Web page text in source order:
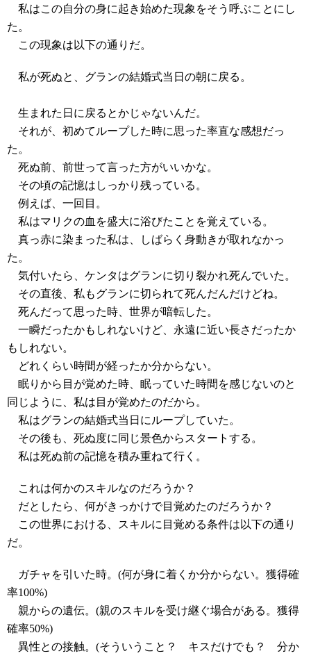
私はこの自分の身に起き始めた現象をそう呼ぶことにし
た。
この現象は以下の通りだ。
私が死ぬと、グランの結婚式当日の朝に戻る。
生まれた日に戻るとかじゃないんだ。
それが、初めてループした時に思った率直な感想だっ
た。
死ぬ前、前世って言った方がいいかな。
その頃の記憶はしっかり残っている。
例えば、一回目。
私はマリクの血を盛大に浴びたことを覚えている。
真っ赤に染まった私は、しばらく身動きが取れなかっ
た。
気付いたら、ケンタはグランに切り裂かれ死んでいた。
その直後、私もグランに切られて死んだんだけどね。
死んだって思った時、世界が暗転した。
一瞬だったかもしれないけど、永遠に近い長さだったか
もしれない。
どれくらい時間が経ったか分からない。
眠りから目が覚めた時、眠っていた時間を感じないのと
同じように、私は目が覚めたのだから。
私はグランの結婚式当日にループしていた。
その後も、死ぬ度に同じ景色からスタートする。
私は死ぬ前の記憶を積み重ねて行く。
これは何かのスキルなのだろうか？
だとしたら、何がきっかけで目覚めたのだろうか？
この世界における、スキルに目覚める条件は以下の通り
だ。
ガチャを引いた時。(何が身に着くか分からない。獲得確
率100%)
親からの遺伝。(親のスキルを受け継ぐ場合がある。獲得
確率50%)
異性との接触。(そういうこと？ キスだけでも？ 分か